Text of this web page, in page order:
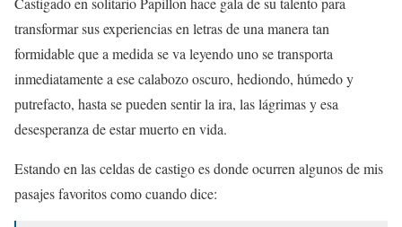
transformar sus experiencias en letras de una manera tan
formidable que a medida se va leyendo uno se transporta
inmediatamente a ese calabozo oscuro, hediondo, húmedo y
putrefacto, hasta se pueden sentir la ira, las lágrimas y esa
desesperanza de estar muerto en vida.
Estando en las celdas de castigo es donde ocurren algunos de mis
pasajes favoritos como cuando dice: